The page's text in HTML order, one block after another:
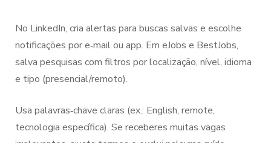
No LinkedIn, cria alertas para buscas salvas e escolhe
notificações por e‑mail ou app. Em eJobs e BestJobs,
salva pesquisas com filtros por localização, nível, idioma
e tipo (presencial/remoto).
Usa palavras‑chave claras (ex.: English, remote,
tecnologia específica). Se receberes muitas vagas